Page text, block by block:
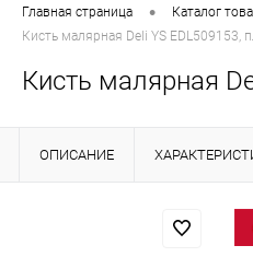
Главная страница • Каталог
Кисть малярная Deli YS
Кисть малярная
ОПИСАНИЕ